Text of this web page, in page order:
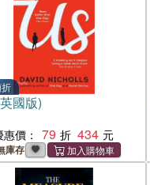
國版)
惠價： 79 434
庫存